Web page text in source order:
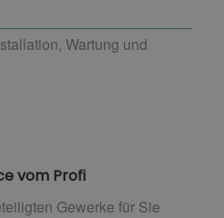
Wartung und
vom Profi
Gewerke für Sie